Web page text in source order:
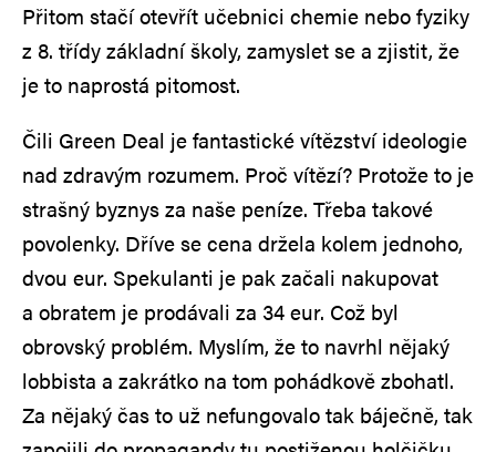
Přitom stačí otevřít učebnici chemie nebo fyziky
z 8. třídy základní školy, zamyslet se a zjistit, že
je to naprostá pitomost.
Čili Green Deal je fantastické vítězství ideologie
nad zdravým rozumem. Proč vítězí? Protože to je
strašný byznys za naše peníze. Třeba takové
povolenky. Dříve se cena držela kolem jednoho,
dvou eur. Spekulanti je pak začali nakupovat
a obratem je prodávali za 34 eur. Což byl
obrovský problém. Myslím, že to navrhl nějaký
lobbista a zakrátko na tom pohádkově zbohatl.
Za nějaký čas to už nefungovalo tak báječně, tak